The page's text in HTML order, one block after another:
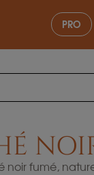
PRO
noir fumé,